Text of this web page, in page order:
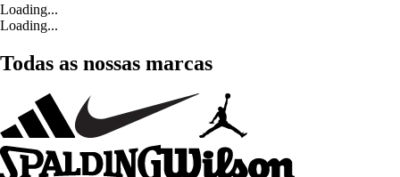
Loading...
Loading...
Todas as nossas marcas